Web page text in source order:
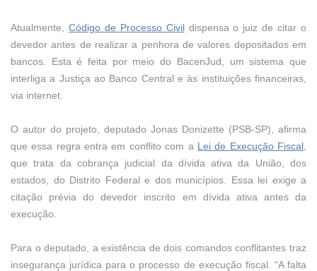
Atualmente, Código de Processo Civildispensa o juiz de citar o
devedor antes de realizar a penhora de valores depositados em
bancos. Esta é feita por meio do BacenJud, um sistema que
interliga a Justiça ao Banco Central e às instituições financeiras,
via internet.
O autor do projeto, deputado Jonas Donizette (PSB-SP), afirma
que essa regra entra em conflito com a Lei de Execução Fiscal
que trata da cobrança judicial da dívida ativa da União, dos
estados, do Distrito Federal e dos municípios. Essa lei exige a
citação prévia do devedor inscrito em dívida ativa antes da
execução.
Para o deputado, a existência de dois comandos conflitantes traz
insegurança jurídica para o processo de execução fiscal. “A falta